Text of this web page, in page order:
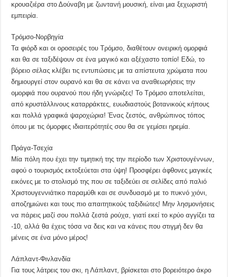
κρουαζιέρα στο Δούναβη με ζωντανή μουσική, είναι μια ξεχωριστή
εμπειρία.
Τρόμσο-Νορβηγία
Τα φιόρδ και οι οροσειρές του Τρόμσο, διαθέτουν ονειρική ομορφιά
και θα σε ταξιδέψουν σε ένα μαγικό και αξέχαστο τοπίο! Εδώ, το
βόρειο σέλας κλέβει τις εντυπώσεις με τα απίστευτα χρώματα που
δημιουργεί στον ουρανό και θα σε κάνει να αναθεωρήσεις την
ομορφιά που ουρανού που ήδη γνώριζες! Το Τρόμσο αποτελείται,
από κρυστάλλινους καταρράκτες, ευωδιαστούς βοτανικούς κήπους
και πολλά γραφικά ψαροχώρια! Ένας ζεστός, ανθρώπινος τόπος
όπου με τις όμορφες ιδιαιτερότητές σου θα σε γεμίσει ηρεμία.
Πράγα-Τσεχία
Μία πόλη που έχει την τιμητική της την περίοδο των Χριστουγέννων,
αφού ο τουρισμός εκτοξεύεται στα ύψη! Προσφέρει άφθονες μαγικές
εικόνες με το στολισμό της που σε ταξιδεύει σε σελίδες από παλιό
Χριστουγεννιάτικο παραμύθι και σε συνδυασμό με το πυκνό χιόνι,
αποζημιώνει και τους πιο απαιτητικούς ταξιδιώτες! Μην λησμονήσεις
να πάρεις μαζί σου πολλά ζεστά ρούχα, γιατί εκεί το κρύο αγγίζει τα
-10, αλλά θα έχεις τόσα να δεις και να κάνεις που στιγμή δεν θα
μένεις σε ένα μόνο μέρος!
Λάπλαντ-Φινλανδία
Για τους λάτρεις του σκι, η Λάπλαντ, βρίσκεται στο βορειότερο άκρο